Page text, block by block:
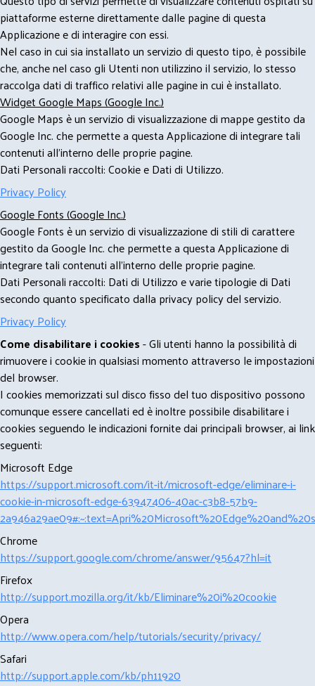
piattaforme esterne direttamente dalle pagine di questa
Applicazione e di interagire con essi.
Nel caso in cui sia installato un servizio di questo tipo, è possibile
che, anche nel caso gli Utenti non utilizzino il servizio, lo stesso
raccolga dati di traffico relativi alle pagine in cui è installato.
Widget Google Maps (Google Inc.)
Google Maps è un servizio di visualizzazione di mappe gestito da
Google Inc. che permette a questa Applicazione di integrare tali
contenuti all'interno delle proprie pagine.
Dati Personali raccolti: Cookie e Dati di Utilizzo.
Privacy Policy
Google Fonts (Google Inc.)
Google Fonts è un servizio di visualizzazione di stili di carattere
gestito da Google Inc. che permette a questa Applicazione di
integrare tali contenuti all'interno delle proprie pagine.
Dati Personali raccolti: Dati di Utilizzo e varie tipologie di Dati
secondo quanto specificato dalla privacy policy del servizio.
Privacy Policy
Come disabilitare i cookies- Gli utenti hanno la possibilità di
rimuovere i cookie in qualsiasi momento attraverso le impostazioni
del browser.
I cookies memorizzati sul disco fisso del tuo dispositivo possono
comunque essere cancellati ed è inoltre possibile disabilitare i
cookies seguendo le indicazioni fornite dai principali browser, ai link
seguenti:
Microsoft Edge
https://support.microsoft.com/it-it/microsoft-edge/eliminare-i-
cookie-in-microsoft-edge-63947406-40ac-c3b8-57b9-
Chrome
https://support.google.com/chrome/answer/95647?hl=it
Firefox
http://support.mozilla.org/it/kb/Eliminare%20i%20cookie
Opera
http://www.opera.com/help/tutorials/security/privacy/
Safari
http://support.apple.com/kb/ph11920